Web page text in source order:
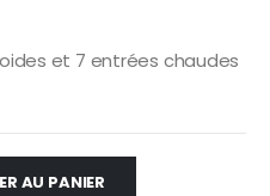
et 7 entrées chaudes
AU PANIER